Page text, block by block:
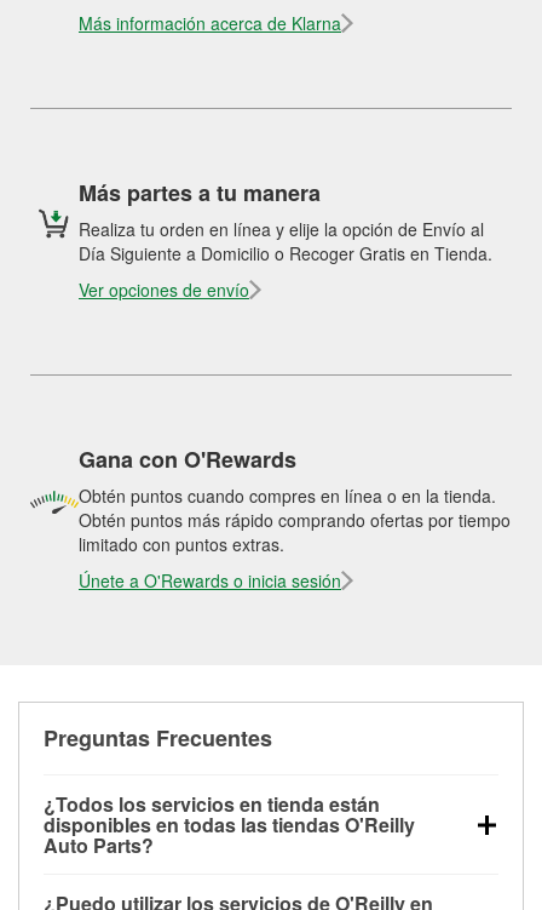
Más información acerca de Klarna
Más partes a tu manera
Realiza tu orden en línea y elije la opción de Envío al
Día Siguiente a Domicilio o Recoger Gratis en Tienda.
Ver opciones de envío
Gana con O'Rewards
Obtén puntos cuando compres en línea o en la tienda.
Obtén puntos más rápido comprando ofertas por tiempo
limitado con puntos extras.
Únete a O'Rewards o inicia sesión
Preguntas Frecuentes
¿Todos los servicios en tienda están
disponibles en todas las tiendas O'Reilly
Auto Parts?
¿Puedo utilizar los servicios de O'Reilly en